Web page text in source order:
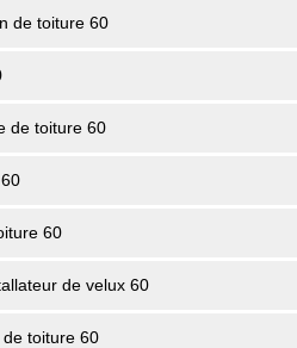
de toiture 60
de toiture 60
60
de velux 60
toiture 60